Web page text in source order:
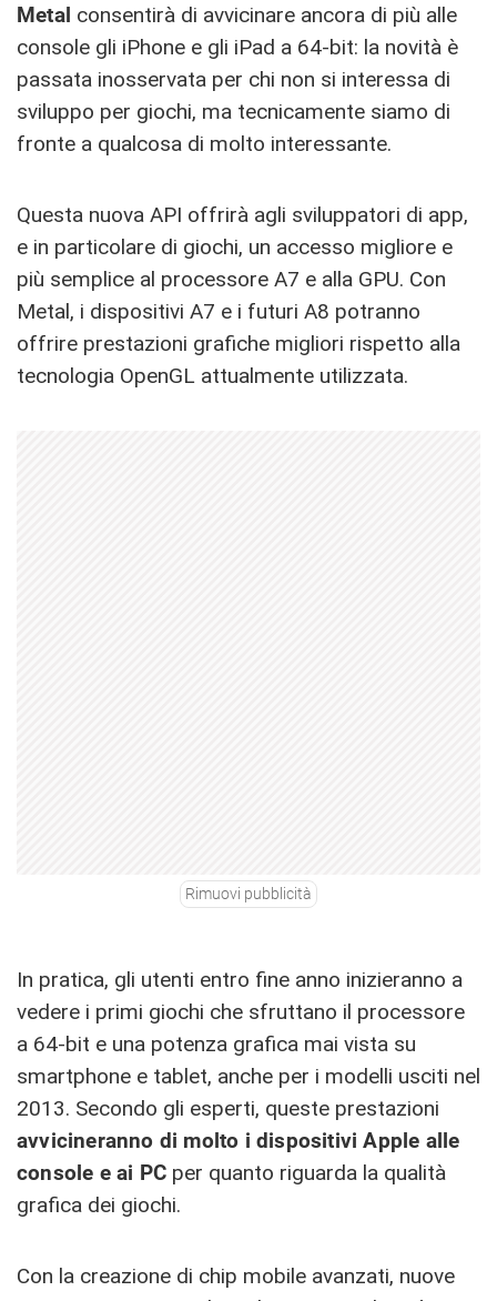
Metal consentirà di avvicinare ancora di più alle
console gli iPhone e gli iPad a 64-bit: la novità è
passata inosservata per chi non si interessa di
sviluppo per giochi, ma tecnicamente siamo di
fronte a qualcosa di molto interessante.
Questa nuova API offrirà agli sviluppatori di app,
e in particolare di giochi, un accesso migliore e
più semplice al processore A7 e alla GPU. Con
Metal, i dispositivi A7 e i futuri A8 potranno
offrire prestazioni grafiche migliori rispetto alla
tecnologia OpenGL attualmente utilizzata.
Rimuovi pubblicità
In pratica, gli utenti entro fine anno inizieranno a
vedere i primi giochi che sfruttano il processore
a 64-bit e una potenza grafica mai vista su
smartphone e tablet, anche per i modelli usciti nel
2013. Secondo gli esperti, queste prestazioni
avvicineranno di molto i dispositivi Apple alle
console e ai PC per quanto riguarda la qualità
grafica dei giochi.
Con la creazione di chip mobile avanzati, nuove